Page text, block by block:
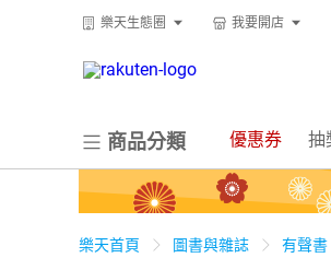
樂天生態圈 我要開店
商品分類 優惠券 抽
樂天首頁 圖書與雜誌 有聲書